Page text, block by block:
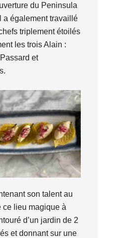
du Peninsula
a également travaillé
triplement étoilés
les trois Alain :
et
son talent au
ce lieu magique à
d’un jardin de 2
et donnant sur une